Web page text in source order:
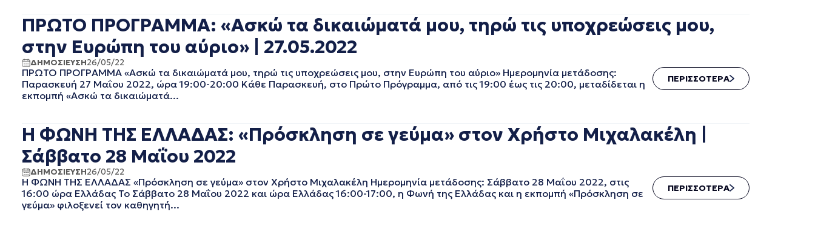
ΤΗΛΕΟΡΑΣΗ
ΣΕΠΤΕΜΒΡΙΟΣ 2024
ΑΥΓΟΥΣΤΟΣ 2024
ΙΟΥΛΙΟΣ 2024
ΙΟΥΝΙΟΣ 2024
ΜΑΙΟΣ 2024
ΑΠΡΙΛΙΟΣ 2024
ΦΕΒΡΟΥΑΡΙΟΣ 2024
ΙΑΝΟΥΑΡΙΟΣ 2024
ΔΕΚΕΜΒΡΙΟΣ 2023
ΝΟΕΜΒΡΙΟΣ 2023
ΟΚΤΩΒΡΙΟΣ 2023
ΣΕΠΤΕΜΒΡΙΟΣ 2023
ΑΥΓΟΥΣΤΟΣ 2023
ΠΡΩΤΟ ΠΡΟΓΡΑΜΜΑ: «Ασκώ τα δικαιώματά μου, τηρώ τις υποχρεώσεις μου,
στην Ευρώπη του αύριο» | 27.05.2022
ΔΗΜΟΣΙΕΥΣΗ26/05/22
ΠΡΩΤΟ ΠΡΟΓΡΑΜΜΑ «Ασκώ τα δικαιώματά μου, τηρώ τις υποχρεώσεις μου, στην Ευρώπη του αύριο» Ημερομηνία μετάδοσης:
Παρασκευή 27 Μαΐου 2022, ώρα 19:00-20:00 Κάθε Παρασκευή, στο Πρώτο Πρόγραμμα, από τις 19:00 έως τις 20:00, μεταδίδεται η
εκπομπή «Ασκώ τα δικαιώματά...
ΠΕΡΙΣΣΟΤΕΡΑ
Η ΦΩΝΗ ΤΗΣ ΕΛΛΑΔΑΣ: «Πρόσκληση σε γεύμα» στον Χρήστο Μιχαλακέλη |
Σάββατο 28 Μαΐου 2022
ΔΗΜΟΣΙΕΥΣΗ26/05/22
Η ΦΩΝΗ ΤΗΣ ΕΛΛΑΔΑΣ «Πρόσκληση σε γεύμα» στον Χρήστο Μιχαλακέλη Ημερομηνία μετάδοσης: Σάββατο 28 Μαΐου 2022, στις
16:00 ώρα Ελλάδας Το Σάββατο 28 Μαΐου 2022 και ώρα Ελλάδας 16:00-17:00, η Φωνή της Ελλάδας και η εκπομπή «Πρόσκληση σε
γεύμα» φιλοξενεί τον καθηγητή...
ΠΕΡΙΣΣΟΤΕΡΑ